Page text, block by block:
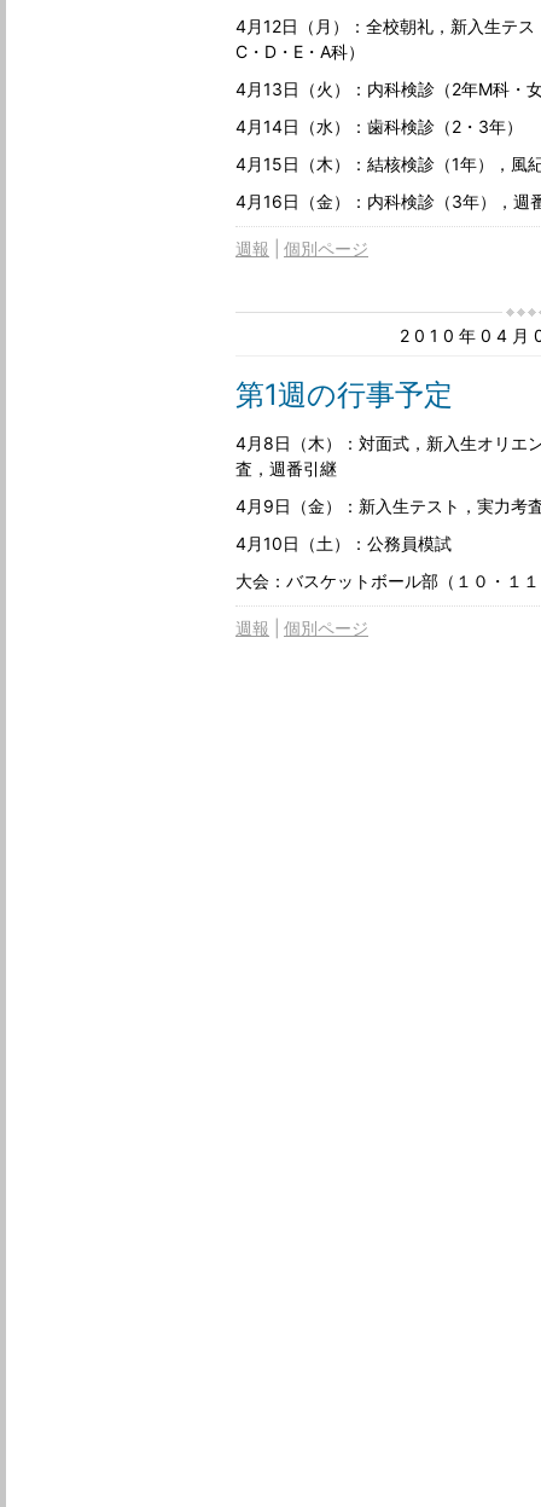
4月12日（月）：全校朝礼，新入生テ
C・D・E・A科）
4月13日（火）：内科検診（2年M科・
4月14日（水）：歯科検診（2・3年）
4月15日（木）：結核検診（1年），風
4月16日（金）：内科検診（3年），週
週報 個別ページ
2010年04月
第1週の行事予定
4月8日（木）：対面式，新入生オリエ
査，週番引継
4月9日（金）：新入生テスト，実力考
4月10日（土）：公務員模試
大会：バスケットボール部（１０・１
週報 個別ページ